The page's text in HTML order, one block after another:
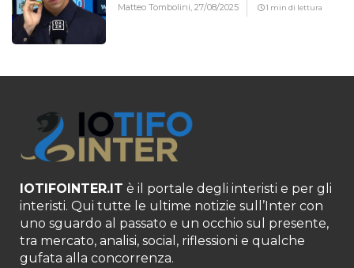
Matteo Tombolini,27/08/2025 1 min di lettura
IOTIFOINTER.IT è il portale degli interisti e per gli
interisti. Qui tutte le ultime notizie sull’Inter con
uno sguardo al passato e un occhio sul presente,
tra mercato, analisi, social, riflessioni e qualche
gufata alla concorrenza.